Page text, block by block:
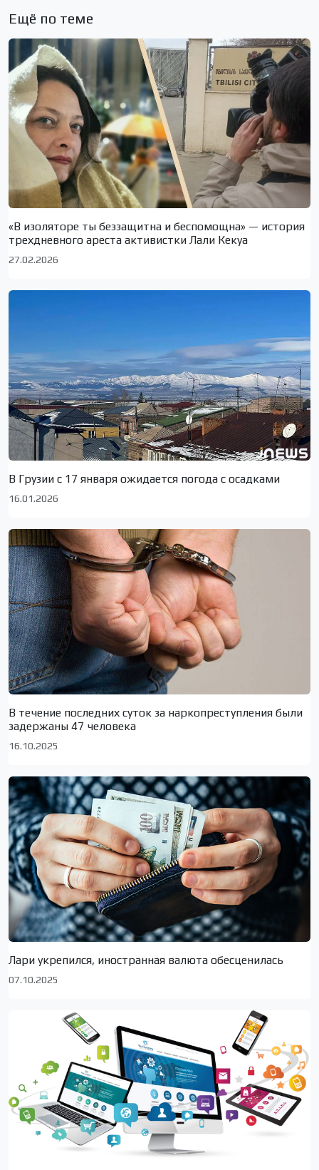
Ещё по теме
«В изоляторе ты беззащитна и беспомощна» — история
трехдневного ареста активистки Лали Кекуа
27.02.2026
В Грузии с 17 января ожидается погода с осадками
16.01.2026
В течение последних суток за наркопреступления были
задержаны 47 человека
16.10.2025
Лари укрепился, иностранная валюта обесценилась
07.10.2025